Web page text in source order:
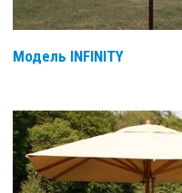
Модель INFINITY